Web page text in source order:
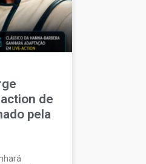
de
pela